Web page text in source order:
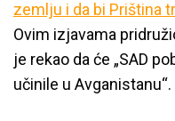
zemlju i da bi Priština
Ovim izjavama
je rekao da će „SAD
učinile u Avganistanu“.